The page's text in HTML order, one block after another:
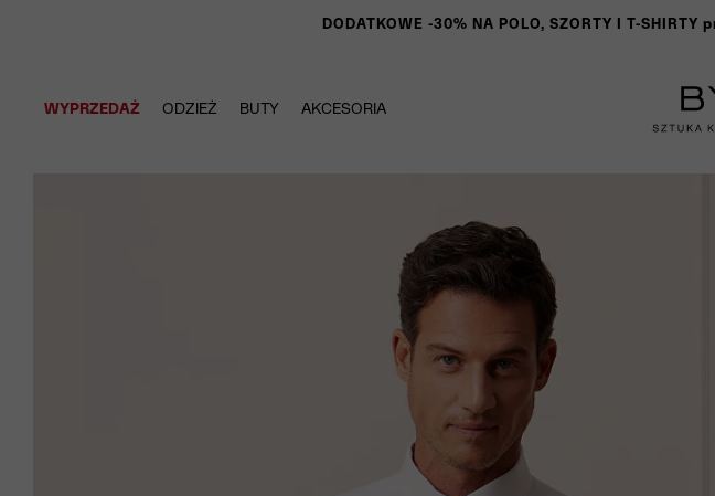
DODATKOWE -30% NA POLO, SZORTY I T-
WYPRZEDAŻ ODZIEŻ BUTY AKCESORIA